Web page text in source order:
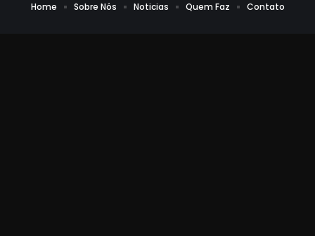
Home Sobre Nós Noticias Quem Faz Contato